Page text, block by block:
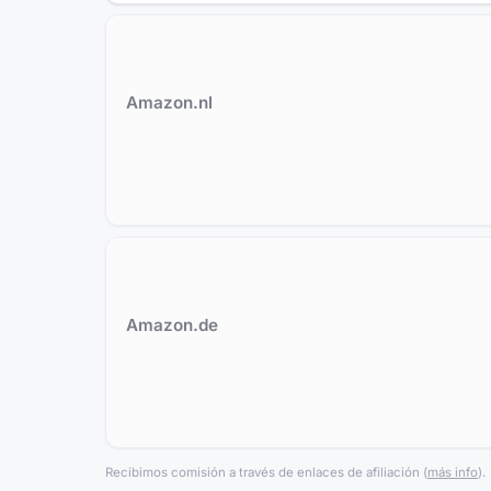
Amazon.nl
Amazon.de
Recibimos comisión a través de enlaces de afiliación (más info).